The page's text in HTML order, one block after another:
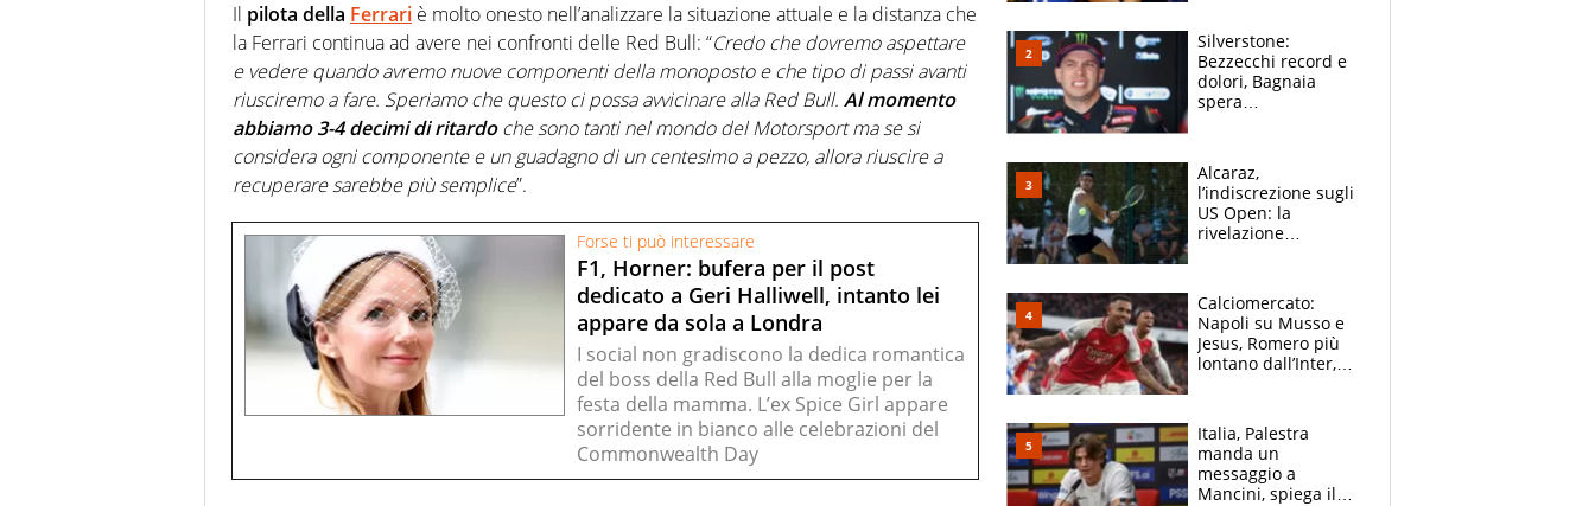
Il pilota della Ferrari è molto onesto nell’analizzare la situazione attuale e la distanza che
la Ferrari continua ad avere nei confronti delle Red Bull: “Credo che dovremo aspettare
e vedere quando avremo nuove componenti della monoposto e che tipo di passi avanti
riusciremo a fare. Speriamo che questo ci possa avvicinare alla Red Bull. Al momento
abbiamo 3-4 decimi di ritardoche sono tanti nel mondo del Motorsport ma se si
considera ogni componente e un guadagno di un centesimo a pezzo, allora riuscire a
recuperare sarebbe più semplice”.
Forse ti può interessare
F1, Horner: bufera per il post
dedicato a Geri Halliwell, intanto lei
appare da sola a Londra
I social non gradiscono la dedica romantica
del boss della Red Bull alla moglie per la
festa della mamma. L’ex Spice Girl appare
sorridente in bianco alle celebrazioni del
Commonwealth Day
Silverstone:
Bezzecchi record e
dolori, Bagnaia
spera
e vota Aprilia
Alcaraz,
l’indiscrezione sugli
US Open: la
rivelazione
B. Rune verso la
rinuncia
Calciomercato:
Napoli su Musso e
Jesus, Romero più
lontano dall’Inter,
tabellone
Italia, Palestra
manda un
messaggio a
Mancini, spiega il